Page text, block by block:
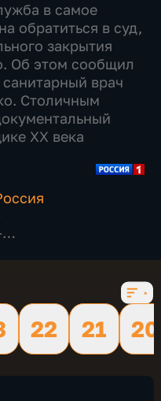
в самое
обратиться в суд,
закрытия
Об этом сообщил
врач
Столичным
ХХ века
22 21
20